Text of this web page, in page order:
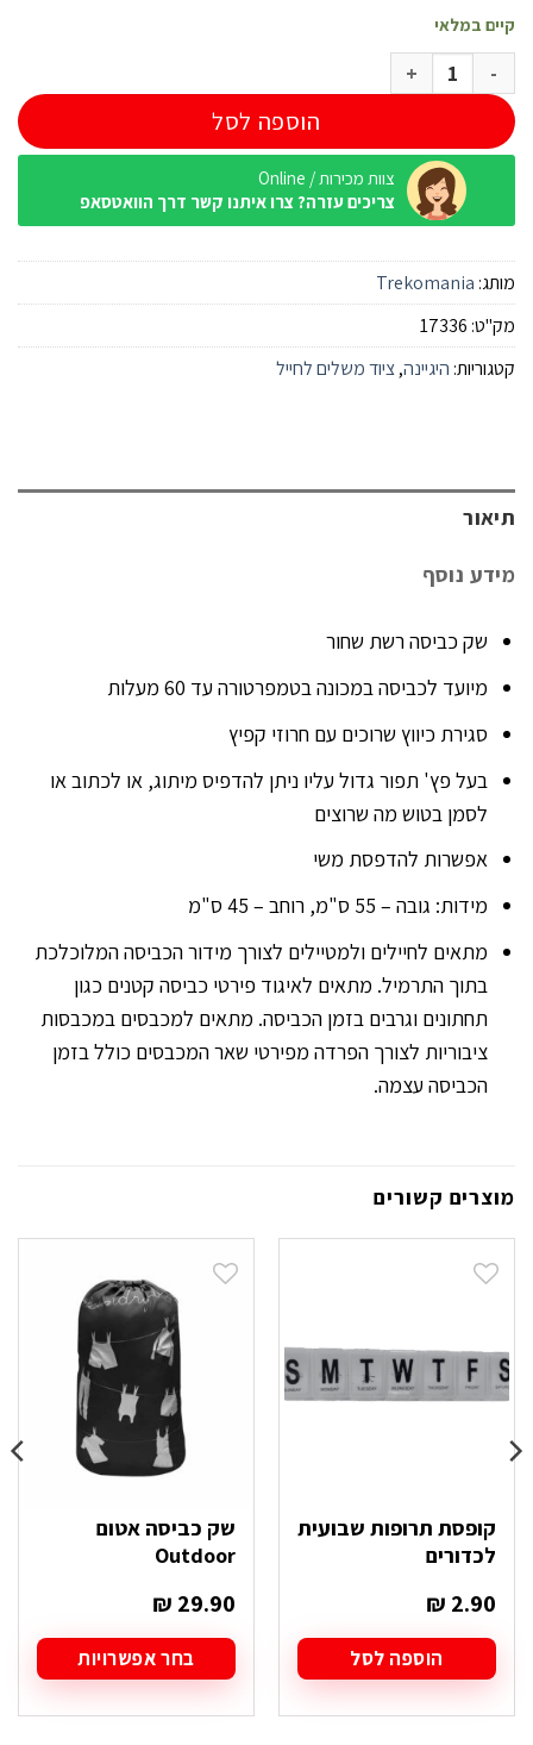
קיים במלאי
כמות של שק כביסה שחור 45X55 ס"מ
הוספה לסל
צוות מכירות / Online
צריכים עזרה? צרו איתנו קשר דרך הוואטסאפ
מותג: Trekomania
מק"ט: 17336
קטגוריות: היגיינה,ציוד משלים לחייל
תיאור
מידע נוסף
שק כביסה רשת שחור
מיועד לכביסה במכונה בטמפרטורה עד 60 מעלות
סגירת כיווץ שרוכים עם חרוזי קפיץ
בעל פץ' תפור גדול עליו ניתן להדפיס מיתוג, או לכתוב או
לסמן בטוש מה שרוצים
אפשרות להדפסת משי
מידות: גובה – 55 ס"מ, רוחב – 45 ס"מ
מתאים לחיילים ולמטיילים לצורך מידור הכביסה המלוכלכת
בתוך התרמיל. מתאים לאיגוד פירטי כביסה קטנים כגון
תחתונים וגרבים בזמן הכביסה. מתאים למכבסים במכבסות
ציבוריות לצורך הפרדה מפירטי שאר המכבסים כולל בזמן
הכביסה עצמה.
מוצרים קשורים
קופסת תרופות שבועית
לכדורים
₪ 2.90
הוספה לסל
שק כביסה אטום
Outdoor
₪ 29.90
בחר אפשרויות
זה